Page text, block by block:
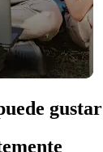
gustar